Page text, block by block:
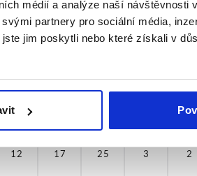
médií a analýze naší návštěvnosti
partnery pro sociální média,
jim poskytli nebo které získali v
12 17 25 3 2
15,5 2,6
12 17 25 3 2